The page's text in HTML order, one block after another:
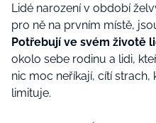
Lidé narození v období
pro ně na prvním místě,
Potřebují ve svém životě
okolo sebe rodinu a lidi,
nic moc neříkají, cítí
limituje.